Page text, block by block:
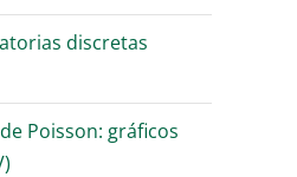
discretas
Poisson: gráficos